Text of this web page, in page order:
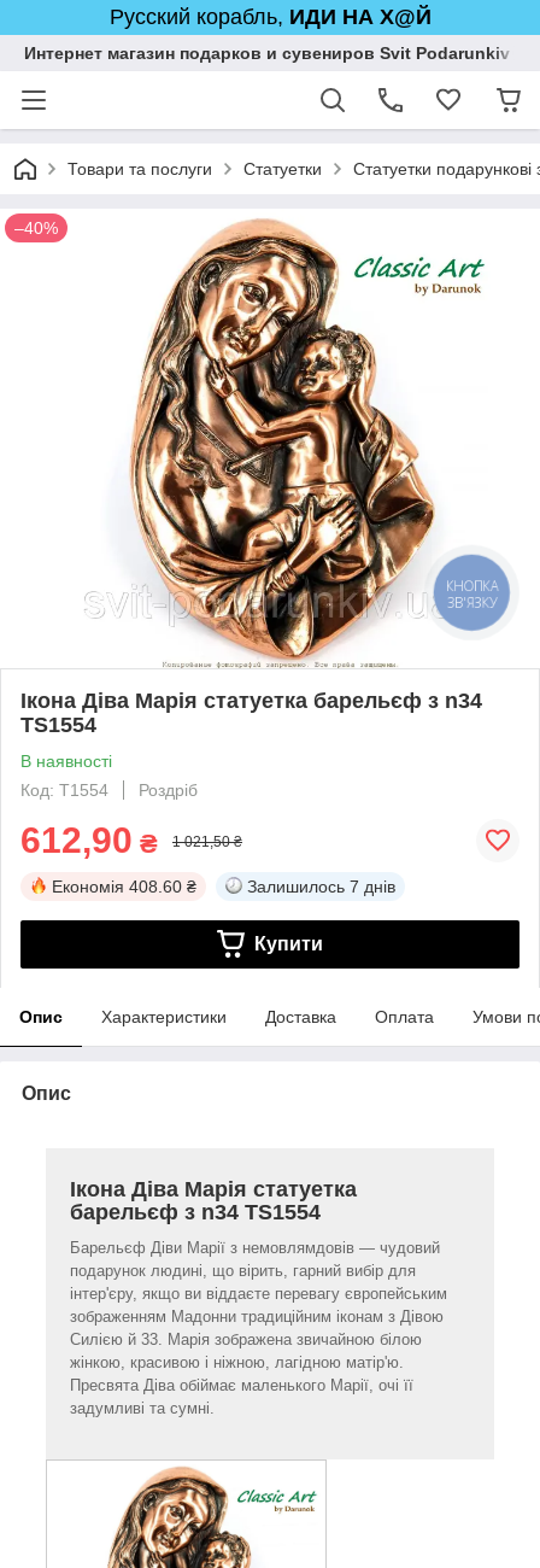
Русский корабль, ИДИ НА Х@Й
Интернет магазин подарков и сувениров Svit Podarunkiv
Товари та послуги Статуетки Статуетки подарункові
–40%
Ікона Діва Марія статуетка барельєф з n34
TS1554
В наявності
Код: T1554
Роздріб
612,90 ₴ 1 021,50 ₴
Економія 408.60 ₴ Залишилось 7 днів
Купити
Опис Характеристики Доставка Оплата Умови
Опис
Ікона Діва Марія статуетка
барельєф з n34 TS1554
Барельєф Діви Марії з немовлямдовів — чудовий
подарунок людині, що вірить, гарний вибір для
інтер'єру, якщо ви віддаєте перевагу європейським
зображенням Мадонни традиційним іконам з Дівою
Силією й 33. Марія зображена звичайною білою
жінкою, красивою і ніжною, лагідною матір'ю.
Пресвята Діва обіймає маленького Марії, очі її
задумливі та сумні.
КНОПКА
ЗВ'ЯЗКУ